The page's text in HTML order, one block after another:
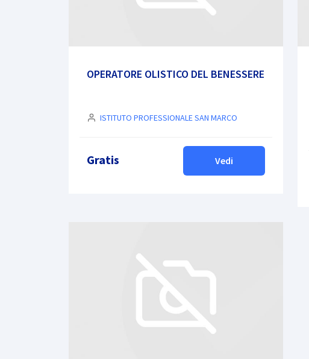
OPERATORE OLISTICO DEL BENESSERE
ISTITUTO PROFESSIONALE SAN MARCO
Gratis Vedi